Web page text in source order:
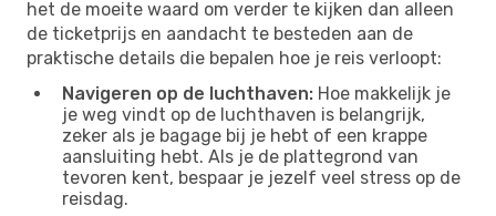
het de moeite waard om verder te kijken dan alleen
de ticketprijs en aandacht te besteden aan de
praktische details die bepalen hoe je reis verloopt:
Navigeren op de luchthaven: Hoe makkelijk je
je weg vindt op de luchthaven is belangrijk,
zeker als je bagage bij je hebt of een krappe
aansluiting hebt. Als je de plattegrond van
tevoren kent, bespaar je jezelf veel stress op de
reisdag.